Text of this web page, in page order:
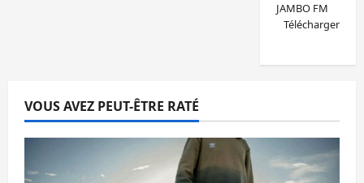
JAMBO FM
Télécharger
VOUS AVEZ PEUT-ÊTRE RATÉ